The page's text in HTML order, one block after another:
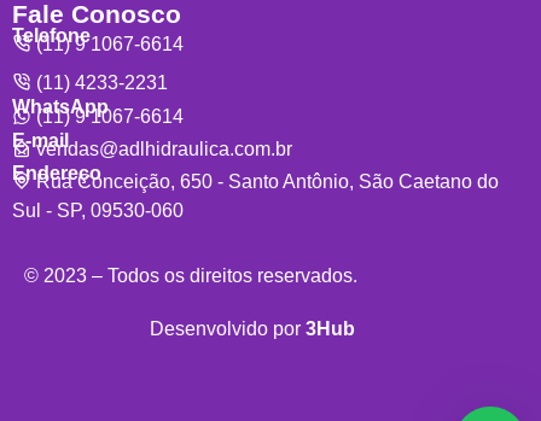
Fale Conosco
Telefone
(11) 9 1067-6614
(11) 4233-2231
WhatsApp
(11) 9 1067-6614
E-mail
vendas@adlhidraulica.com.br
Endereço
Rua Conceição, 650 - Santo Antônio, São Caetano do
Sul - SP, 09530-060
© 2023 – Todos os direitos reservados.
Desenvolvido por 3Hub